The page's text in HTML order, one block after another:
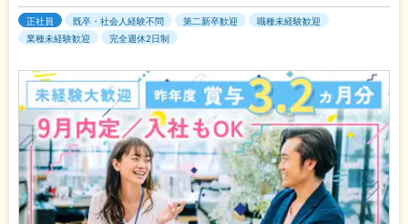
正社員 既卒・社会人経験不問 第二新卒歓迎
職種未経験歓迎
業種未経験歓迎
完全週休2日制